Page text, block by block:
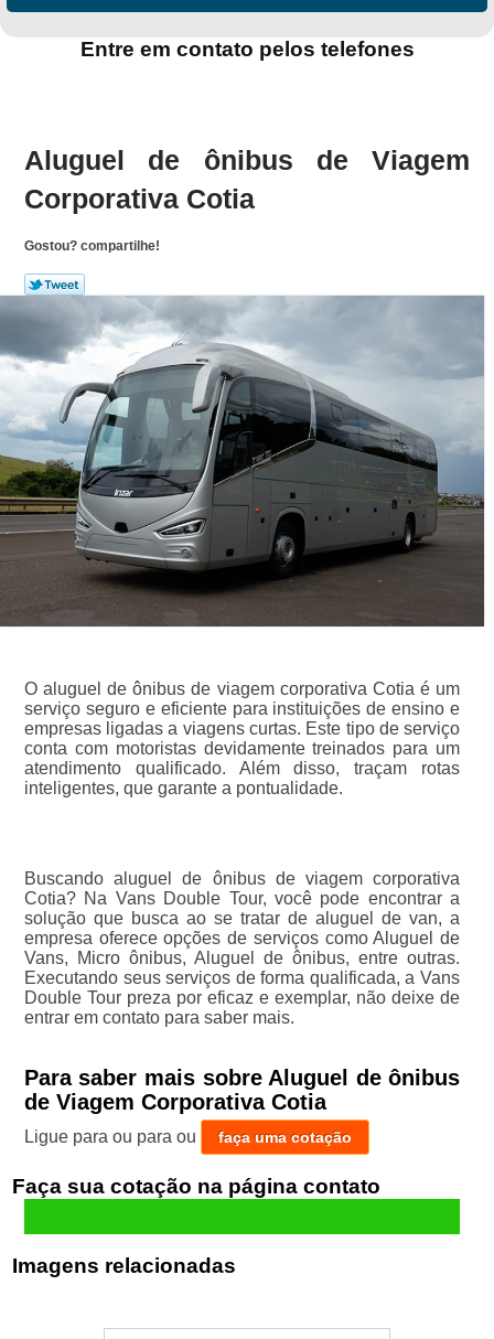
Entre em contato pelos telefones
Aluguel de ônibus de Viagem
Corporativa Cotia
Gostou? compartilhe!
O aluguel de ônibus de viagem corporativa Cotia é um
serviço seguro e eficiente para instituições de ensino e
empresas ligadas a viagens curtas. Este tipo de serviço
conta com motoristas devidamente treinados para um
atendimento qualificado. Além disso, traçam rotas
inteligentes, que garante a pontualidade.
Buscando aluguel de ônibus de viagem corporativa
Cotia? Na Vans Double Tour, você pode encontrar a
solução que busca ao se tratar de aluguel de van, a
empresa oferece opções de serviços como Aluguel de
Vans, Micro ônibus, Aluguel de ônibus, entre outras.
Executando seus serviços de forma qualificada, a Vans
Double Tour preza por eficaz e exemplar, não deixe de
entrar em contato para saber mais.
Para saber mais sobre Aluguel de ônibus
de Viagem Corporativa Cotia
Ligue para ou para ou faça uma cotação
Faça sua cotação
Imagens relacionadas